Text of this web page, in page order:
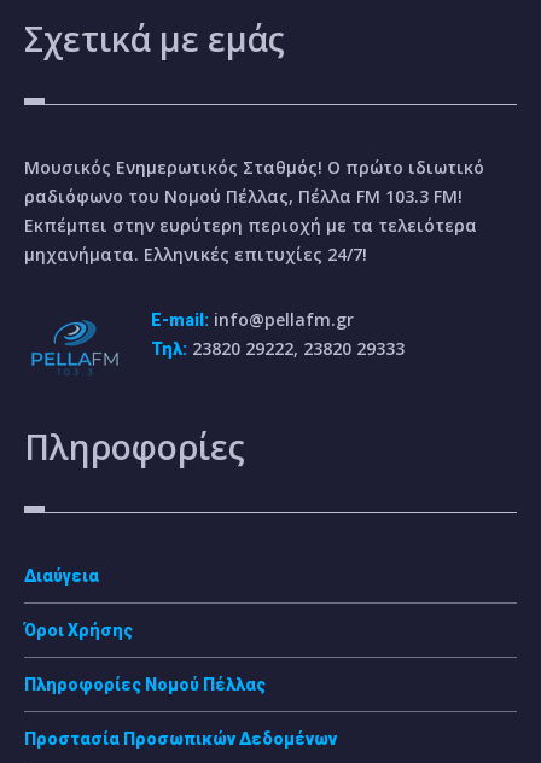
Σχετικά με εμάς
Μουσικός Ενημερωτικός Σταθμός! Ο πρώτο ιδιωτικό
ραδιόφωνο του Νομού Πέλλας, Πέλλα FM 103.3 FM!
Εκπέμπει στην ευρύτερη περιοχή με τα τελειότερα
μηχανήματα. Ελληνικές επιτυχίες 24/7!
E-mail: info@pellafm.gr
Τηλ: 23820 29222, 23820 29333
Πληροφορίες
Διαύγεια
Όροι Χρήσης
Πληροφορίες Νομού Πέλλας
Προστασία Προσωπικών Δεδομένων